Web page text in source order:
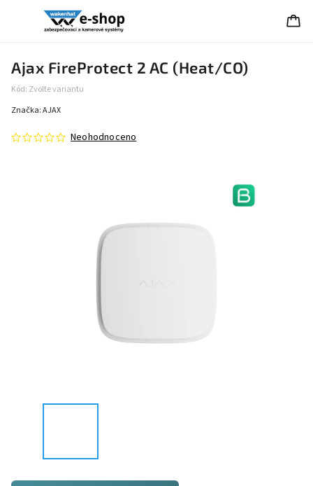
Ajax FireProtect 2 AC (Heat/CO)
Kód: Zvolte variantu
Neohodnoceno
Značka:AJAX